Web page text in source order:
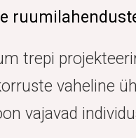
trepi
vaheline
vajavad